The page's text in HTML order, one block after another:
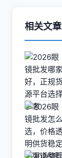
相关文章